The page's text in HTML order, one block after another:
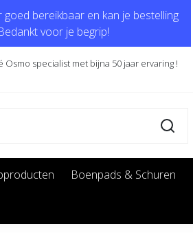
bereikbaar en kan je bestelling
voor je begrip!
Osmo specialist met bijna 50 jaar ervaring !
Boenpads & Schuren